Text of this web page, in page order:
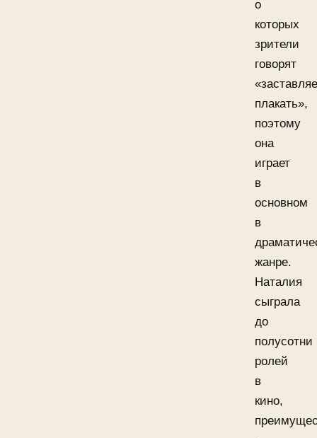
о
которых
зрители
говорят
плакать»,
поэтому
она
играет
в
основном
в
жанре.
Наталия
сыграла
до
полусотни
ролей
в
кино,